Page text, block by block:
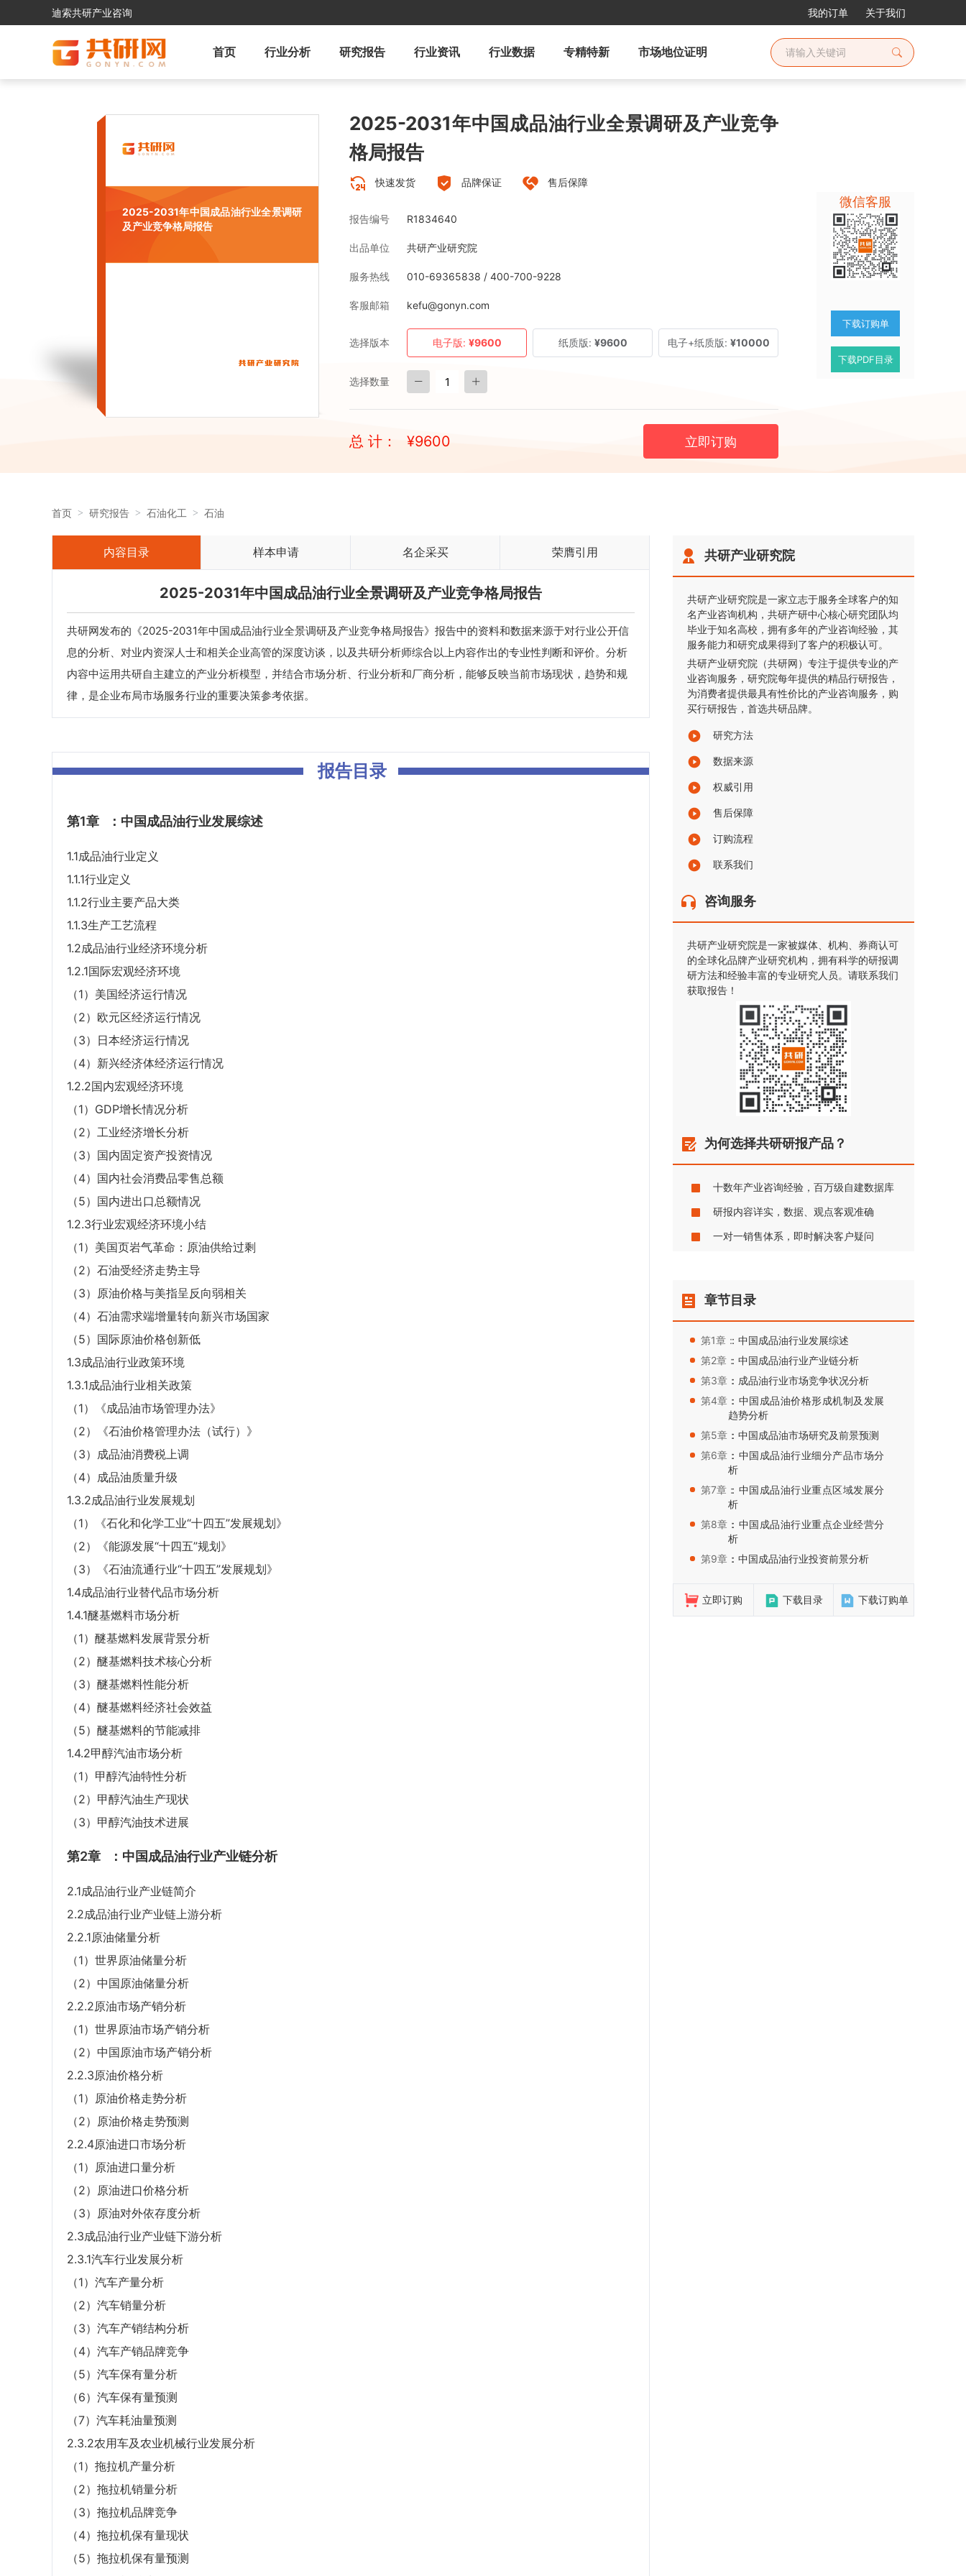
迪索共研产业咨询 我的订单 关于我们
首页 行业分析 研究报告 行业资讯 行业数据 专精特新 市场地位证明
2025-2031年中国成品油行业全景调研
及产业竞争格局报告
2025-2031年中国成品油行业全景调研及产业竞争
格局报告
快速发货 品牌保证 售后保障
报告编号 R1834640
出品单位 共研产业研究院
服务热线 010-69365838 / 400-700-9228
客服邮箱 kefu@gonyn.com
选择版本 电子版: ¥9600 纸质版: ¥9600 电子+纸质版: ¥10000
选择数量
总 计： ¥9600 立即订购
微信客服
下载订购单
下载PDF目录
首页 研究报告 石油化工 石油
内容目录 样本申请 名企采买 荣膺引用
2025-2031年中国成品油行业全景调研及产业竞争格局报告
共研网发布的《2025-2031年中国成品油行业全景调研及产业竞争格局报告》报告中的资料和数据来源于对行业公开信
息的分析、对业内资深人士和相关企业高管的深度访谈，以及共研分析师综合以上内容作出的专业性判断和评价。分析
内容中运用共研自主建立的产业分析模型，并结合市场分析、行业分析和厂商分析，能够反映当前市场现状，趋势和规
律，是企业布局市场服务行业的重要决策参考依据。
报告目录
第1章 ：中国成品油行业发展综述
1.1成品油行业定义
1.1.1行业定义
1.1.2行业主要产品大类
1.1.3生产工艺流程
1.2成品油行业经济环境分析
1.2.1国际宏观经济环境
（1）美国经济运行情况
（2）欧元区经济运行情况
（3）日本经济运行情况
（4）新兴经济体经济运行情况
1.2.2国内宏观经济环境
（1）GDP增长情况分析
（2）工业经济增长分析
（3）国内固定资产投资情况
（4）国内社会消费品零售总额
（5）国内进出口总额情况
1.2.3行业宏观经济环境小结
（1）美国页岩气革命：原油供给过剩
（2）石油受经济走势主导
（3）原油价格与美指呈反向弱相关
（4）石油需求端增量转向新兴市场国家
（5）国际原油价格创新低
1.3成品油行业政策环境
1.3.1成品油行业相关政策
（1）《成品油市场管理办法》
（2）《石油价格管理办法（试行）》
（3）成品油消费税上调
（4）成品油质量升级
1.3.2成品油行业发展规划
（1）《石化和化学工业“十四五”发展规划》
（2）《能源发展“十四五”规划》
（3）《石油流通行业“十四五”发展规划》
1.4成品油行业替代品市场分析
1.4.1醚基燃料市场分析
（1）醚基燃料发展背景分析
（2）醚基燃料技术核心分析
（3）醚基燃料性能分析
（4）醚基燃料经济社会效益
（5）醚基燃料的节能减排
1.4.2甲醇汽油市场分析
（1）甲醇汽油特性分析
（2）甲醇汽油生产现状
（3）甲醇汽油技术进展
第2章 ：中国成品油行业产业链分析
2.1成品油行业产业链简介
2.2成品油行业产业链上游分析
2.2.1原油储量分析
（1）世界原油储量分析
（2）中国原油储量分析
2.2.2原油市场产销分析
（1）世界原油市场产销分析
（2）中国原油市场产销分析
2.2.3原油价格分析
（1）原油价格走势分析
（2）原油价格走势预测
2.2.4原油进口市场分析
（1）原油进口量分析
（2）原油进口价格分析
（3）原油对外依存度分析
2.3成品油行业产业链下游分析
2.3.1汽车行业发展分析
（1）汽车产量分析
（2）汽车销量分析
（3）汽车产销结构分析
（4）汽车产销品牌竞争
（5）汽车保有量分析
（6）汽车保有量预测
（7）汽车耗油量预测
2.3.2农用车及农业机械行业发展分析
（1）拖拉机产量分析
（2）拖拉机销量分析
（3）拖拉机品牌竞争
（4）拖拉机保有量现状
（5）拖拉机保有量预测
共研产业研究院
共研产业研究院是一家立志于服务全球客户的知
名产业咨询机构，共研产研中心核心研究团队均
毕业于知名高校，拥有多年的产业咨询经验，其
服务能力和研究成果得到了客户的积极认可。
共研产业研究院（共研网）专注于提供专业的产
业咨询服务，研究院每年提供的精品行研报告，
为消费者提供最具有性价比的产业咨询服务，购
买行研报告，首选共研品牌。
研究方法
数据来源
权威引用
售后保障
订购流程
联系我们
咨询服务
共研产业研究院是一家被媒体、机构、券商认可
的全球化品牌产业研究机构，拥有科学的研报调
研方法和经验丰富的专业研究人员。请联系我们
获取报告！
为何选择共研研报产品？
十数年产业咨询经验，百万级自建数据库
研报内容详实，数据、观点客观准确
一对一销售体系，即时解决客户疑问
章节目录
第1章：：中国成品油行业发展综述
第2章：：中国成品油行业产业链分析
第3章：：成品油行业市场竞争状况分析
第4章：：中国成品油价格形成机制及发展
趋势分析
第5章：：中国成品油市场研究及前景预测
第6章：：中国成品油行业细分产品市场分
析
第7章：：中国成品油行业重点区域发展分
析
第8章：：中国成品油行业重点企业经营分
析
第9章：：中国成品油行业投资前景分析
立即订购 下载目录 下载订购单